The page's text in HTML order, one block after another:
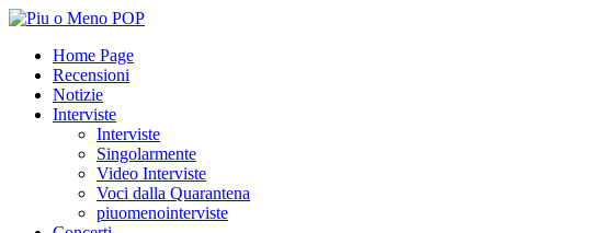
Home Page
Recensioni
Notizie
Interviste
Interviste
Singolarmente
Video Interviste
Voci dalla Quarantena
piuomenointerviste